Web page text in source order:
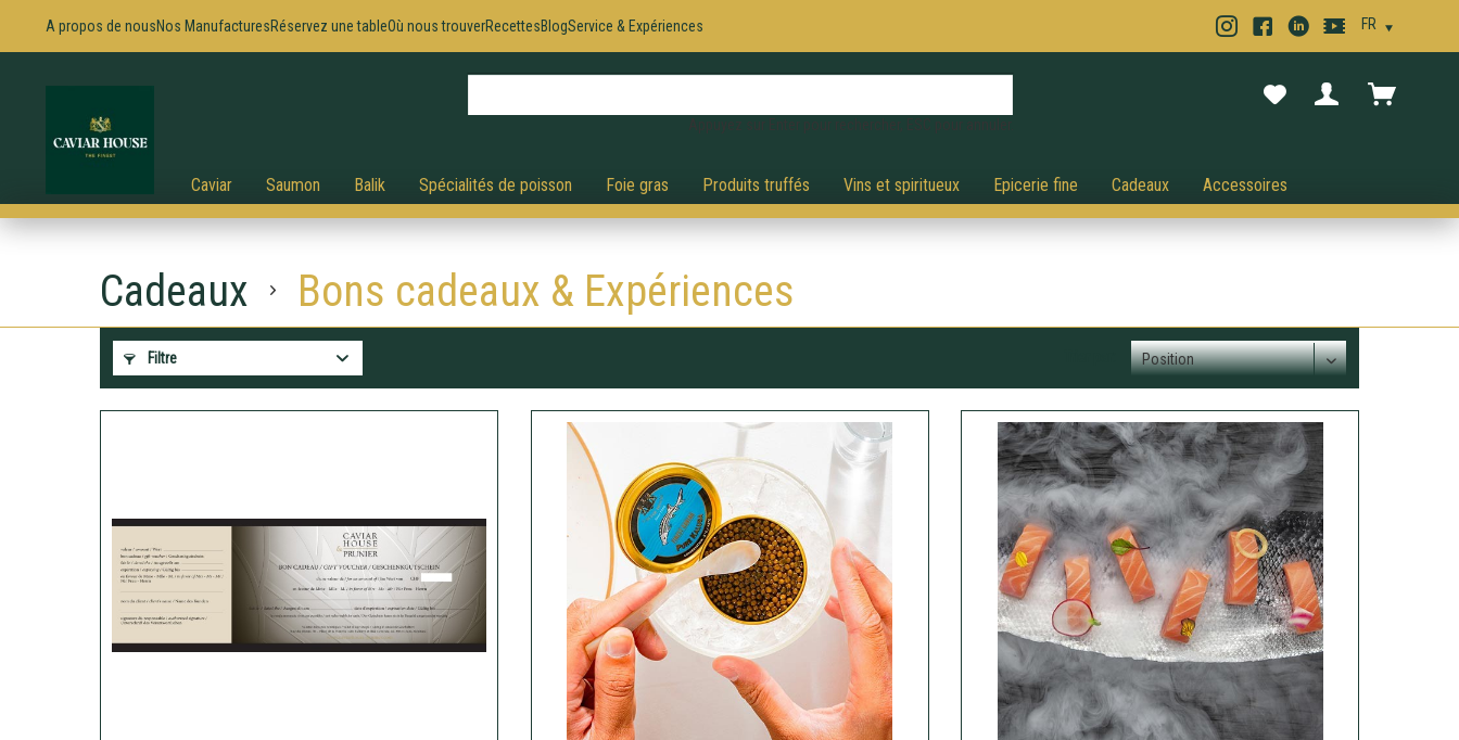
A propos de nousNos ManufacturesRéservez une tableOù nous trouverRecettesBlogService & Expériences
Caviar Saumon Balik Spécialités de poisson Foie gras Produits truffés Vins et spiritueux Epicerie fine Cadeaux Accessoires
Cadeaux Bons cadeaux & Expériences
Filtre